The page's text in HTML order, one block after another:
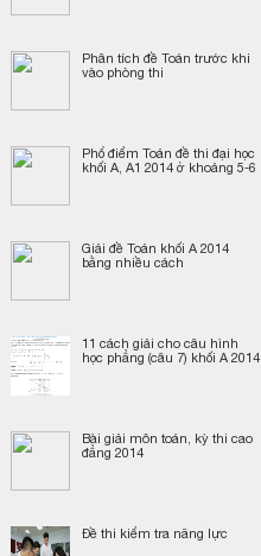
Phân tích đề Toán trước khi
vào phòng thi
Phổ điểm Toán đề thi đại học
khối A, A1 2014 ở khoảng 5-6
Giải đề Toán khối A 2014
bằng nhiều cách
11 cách giải cho câu hình
học phẳng (câu 7) khối A 2014
Bài giải môn toán, kỳ thi cao
đẳng 2014
Đề thi kiểm tra năng lực